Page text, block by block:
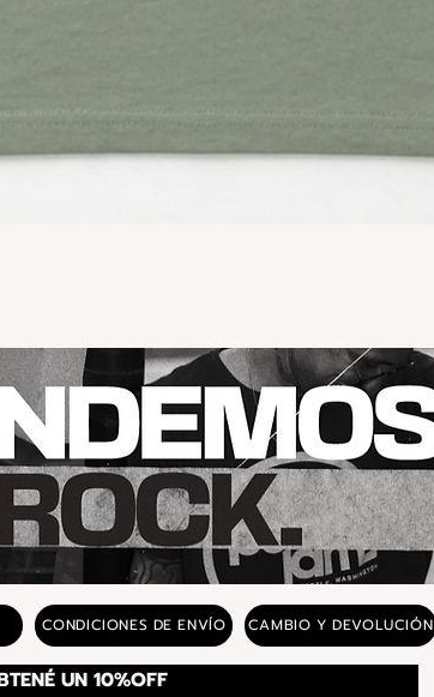
CONDICIONES DE ENVÍO CAMBIO Y DEVOLUCIÓN